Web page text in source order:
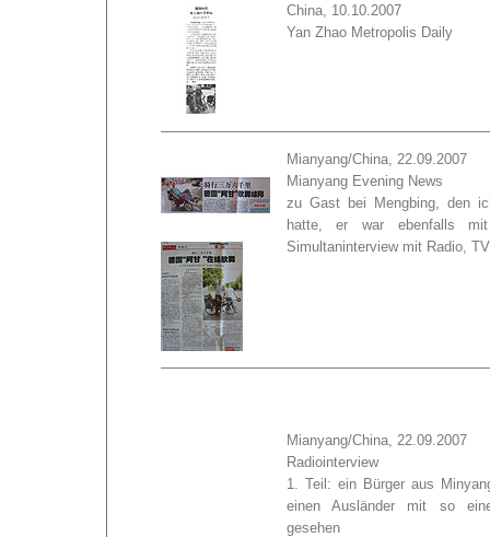
China, 10.10.2007
Yan Zhao Metropolis Daily
Mianyang/China, 22.09.2007
Mianyang Evening News
zu Gast bei Mengbing, den
hatte, er war ebenfalls
Simultaninterview mit Radio,
Mianyang/China, 22.09.2007
Radiointerview
1. Teil: ein Bürger aus
einen Ausländer mit so
gesehen